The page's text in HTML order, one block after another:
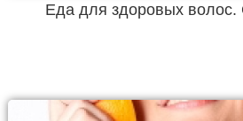
Еда для здоровых волос.